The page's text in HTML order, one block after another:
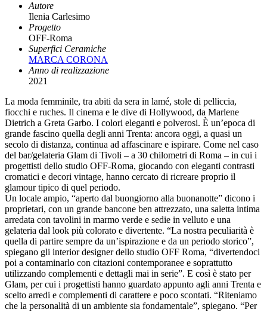
Autore
Ilenia Carlesimo
Progetto
OFF-Roma
Superfici Ceramiche
MARCA CORONA
Anno di realizzazione
2021
La moda femminile, tra abiti da sera in lamé, stole di pelliccia,
fiocchi e ruches. Il cinema e le dive di Hollywood, da Marlene
Dietrich a Greta Garbo. I colori eleganti e polverosi. È un’epoca di
grande fascino quella degli anni Trenta: ancora oggi, a quasi un
secolo di distanza, continua ad affascinare e ispirare. Come nel caso
del bar/gelateria Glam di Tivoli – a 30 chilometri di Roma – in cui i
progettisti dello studio OFF-Roma, giocando con eleganti contrasti
cromatici e decori vintage, hanno cercato di ricreare proprio il
glamour tipico di quel periodo.
Un locale ampio, “aperto dal buongiorno alla buonanotte” dicono i
proprietari, con un grande bancone ben attrezzato, una saletta intima
arredata con tavolini in marmo verde e sedie in velluto e una
gelateria dal look più colorato e divertente. “La nostra peculiarità è
quella di partire sempre da un’ispirazione e da un periodo storico”,
spiegano gli interior designer dello studio OFF Roma, “divertendoci
poi a contaminarlo con citazioni contemporanee e soprattutto
utilizzando complementi e dettagli mai in serie”. E così è stato per
Glam, per cui i progettisti hanno guardato appunto agli anni Trenta e
scelto arredi e complementi di carattere e poco scontati. “Riteniamo
che la personalità di un ambiente sia fondamentale”, spiegano. “Per